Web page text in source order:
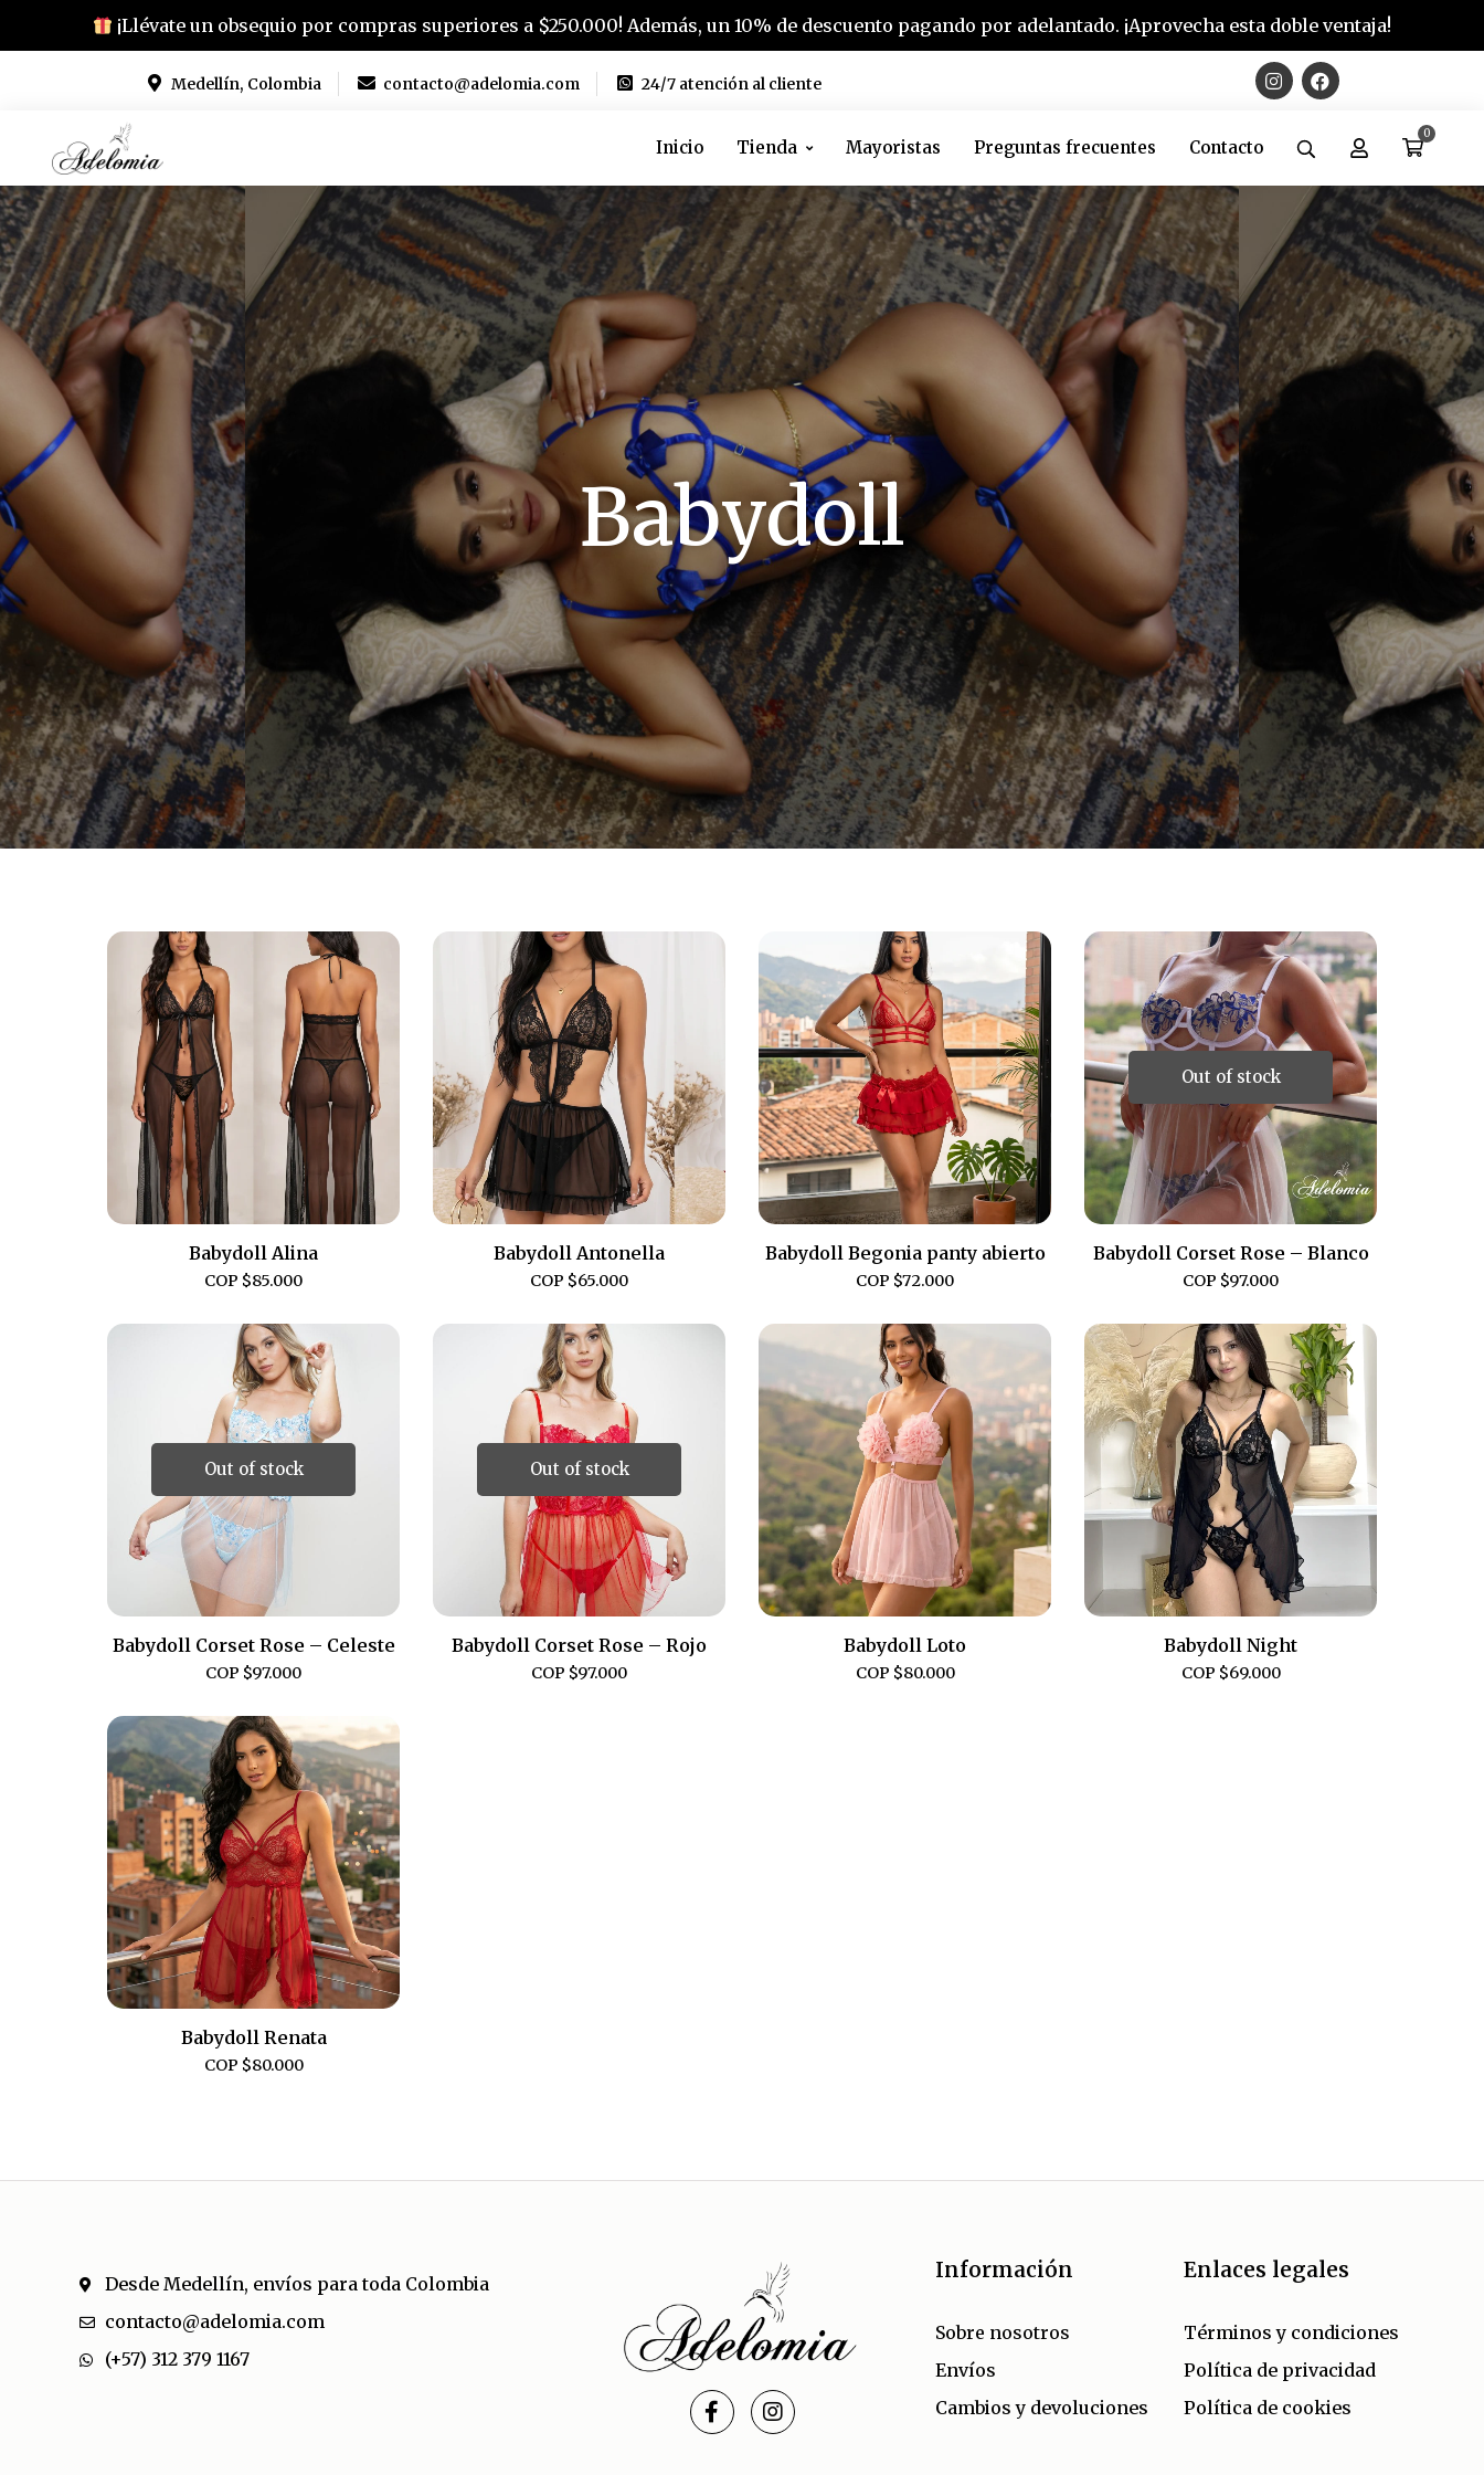
¡Llévate un obsequio por compras superiores a $250.000! Además, un 10% de descuento pagando por adelantado. ¡Aprovecha esta doble ventaja!
Medellín, Colombia contacto@adelomia.com 24/7 atención al cliente
Inicio Tienda Mayoristas Preguntas frecuentes Contacto
0
Babydoll
Babydoll Alina
COP $85.000
Babydoll Antonella
COP $65.000
Babydoll Begonia panty abierto
COP $72.000
Out of stock
Babydoll Corset Rose – Blanco
COP $97.000
Out of stock
Babydoll Corset Rose – Celeste
COP $97.000
Out of stock
Babydoll Corset Rose – Rojo
COP $97.000
Babydoll Loto
COP $80.000
Babydoll Night
COP $69.000
Babydoll Renata
COP $80.000
Desde Medellín, envíos para toda Colombia
contacto@adelomia.com
(+57) 312 379 1167
Información
Sobre nosotros
Envíos
Cambios y devoluciones
Enlaces legales
Términos y condiciones
Política de privacidad
Política de cookies